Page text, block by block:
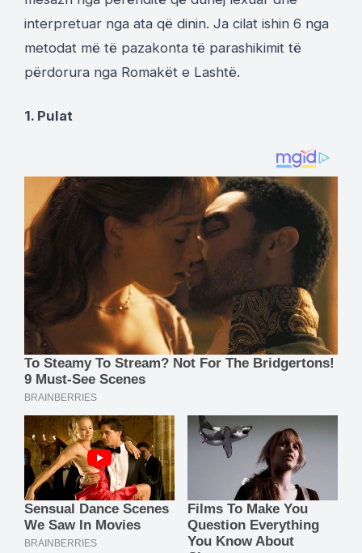
interpretuar nga ata që dinin. Ja cilat ishin 6 nga
metodat më të pazakonta të parashikimit të
përdorura nga Romakët e Lashtë.
1. Pulat